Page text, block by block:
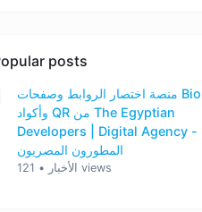
posts
منصة اختصار الروابط وصفحات Bio
وأكواد QR من The Egyptian
Developers | Digital Agency -
المطورون المصريون
الأخبار • 121 views